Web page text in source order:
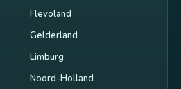
Flevoland
Gelderland
Limburg
Noord-Holland